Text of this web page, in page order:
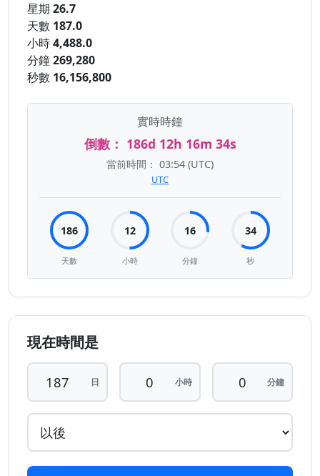
星期 26.7
天數 187.0
小時4,488.0
分鐘269,280
秒數 16,156,800
實時時鐘
倒數： 186d 12h 16m 34s
當前時間： 03:54 (UTC)
UTC
186
天數
12
小時
16
分鐘
34
秒
現在時間是
日 小時 分鐘